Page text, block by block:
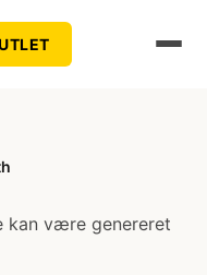
kan være genereret